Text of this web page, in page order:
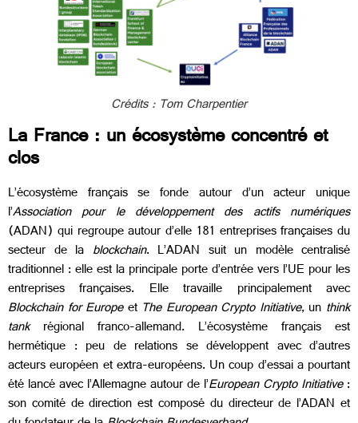
Crédits : Tom Charpentier
La France : un écosystème concentré et
clos
L’écosystème français se fonde autour d’un acteur unique
l’Association pour le développement des actifs numériques
(ADAN) qui regroupe autour d’elle 181 entreprises françaises du
secteur de la blockchain. L’ADAN suit un modèle centralisé
traditionnel : elle est la principale porte d’entrée vers l’UE pour les
entreprises françaises. Elle travaille principalement avec
Blockchain for Europeet The European Crypto Initiative, un think
tankrégional franco-allemand. L’écosystème français est
hermétique : peu de relations se développent avec d’autres
acteurs européen et extra-européens. Un coup d’essai a pourtant
été lancé avec l’Allemagne autour de l’European Crypto Initiative:
son comité de direction est composé du directeur de l’ADAN et